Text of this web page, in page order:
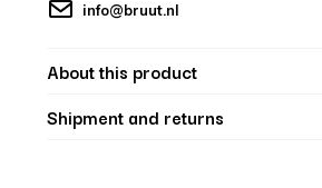
info@bruut.nl
About this product
Shipment and returns